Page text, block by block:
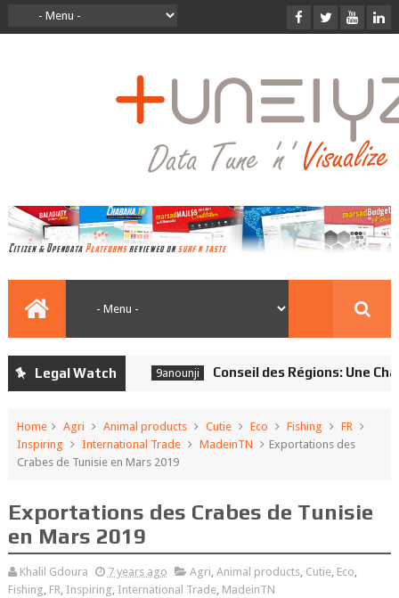
Legal Watch 9anounji Conseil des Régions: Une
Home Agri Animal products Cutie Eco Fishing
FR
Inspiring
International Trade MadeinTN
Exportations des
Crabes de Tunisie en Mars 2019
Exportations des Crabes de Tunisie
en Mars 2019
Khalil Gdoura 7 years ago Agri, Animal products, Cutie, Eco,
Fishing, FR, Inspiring, International Trade, MadeinTN